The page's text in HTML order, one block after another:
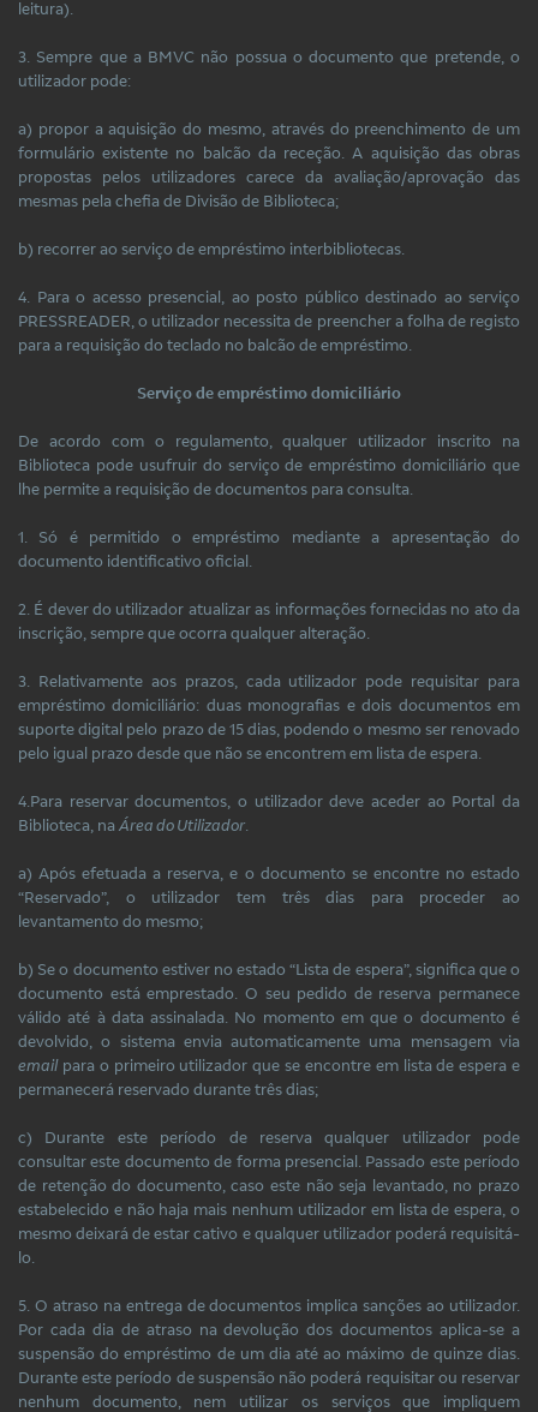
leitura).
3. Sempre que a BMVC não possua o documento que pretende, o
utilizador pode:
a) propor a aquisição do mesmo, através do preenchimento de um
formulário existente no balcão da receção. A aquisição das obras
propostas pelos utilizadores carece da avaliação/aprovação das
mesmas pela chefia de Divisão de Biblioteca;
b) recorrer ao serviço de empréstimo interbibliotecas.
4. Para o acesso presencial, ao posto público destinado ao serviço
PRESSREADER, o utilizador necessita de preencher a folha de registo
para a requisição do teclado no balcão de empréstimo.
Serviço de empréstimo domiciliário
De acordo com o regulamento, qualquer utilizador inscrito na
Biblioteca pode usufruir do serviço de empréstimo domiciliário que
lhe permite a requisição de documentos para consulta.
1. Só é permitido o empréstimo mediante a apresentação do
documento identificativo oficial.
2. É dever do utilizador atualizar as informações fornecidas no ato da
inscrição, sempre que ocorra qualquer alteração.
3. Relativamente aos prazos, cada utilizador pode requisitar para
empréstimo domiciliário: duas monografias e dois documentos em
suporte digital pelo prazo de 15 dias, podendo o mesmo ser renovado
pelo igual prazo desde que não se encontrem em lista de espera.
4.Para reservar documentos, o utilizador deve aceder ao Portal da
Biblioteca, na Área do Utilizador
a) Após efetuada a reserva, e o documento se encontre no estado
“Reservado”, o utilizador tem três dias para proceder ao
levantamento do mesmo;
b) Se o documento estiver no estado “Lista de espera”, significa que o
documento está emprestado. O seu pedido de reserva permanece
válido até à data assinalada. No momento em que o documento é
devolvido, o sistema envia automaticamente uma mensagem via
emailpara o primeiro utilizador que se encontre em lista de espera e
permanecerá reservado durante três dias;
c) Durante este período de reserva qualquer utilizador pode
consultar este documento de forma presencial. Passado este período
de retenção do documento, caso este não seja levantado, no prazo
estabelecido e não haja mais nenhum utilizador em lista de espera, o
mesmo deixará de estar cativo e qualquer utilizador poderá requisitá-
lo.
5. O atraso na entrega de documentos implica sanções ao utilizador.
Por cada dia de atraso na devolução dos documentos aplica-se a
suspensão do empréstimo de um dia até ao máximo de quinze dias.
Durante este período de suspensão não poderá requisitar ou reservar
nenhum documento, nem utilizar os serviços que impliquem